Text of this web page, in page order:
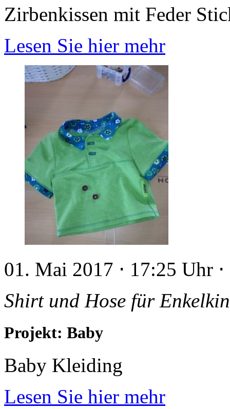
Zirbenkissen mit Feder
Lesen Sie hier mehr
01. Mai 2017 ⋅ 17:25 Uhr ⋅
Shirt und Hose für
Projekt: Baby
Baby Kleiding
Lesen Sie hier mehr